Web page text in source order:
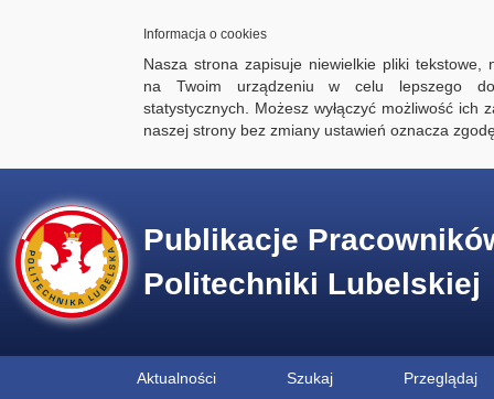
Informacja o cookies
Nasza strona zapisuje niewielkie pliki tekstowe,
na Twoim urządzeniu w celu lepszego
statystycznych. Możesz wyłączyć możliwość ich
naszej strony bez zmiany ustawień oznacza
Publikacje
Politechniki Lubelskiej
Aktualności Szukaj Przeglądaj